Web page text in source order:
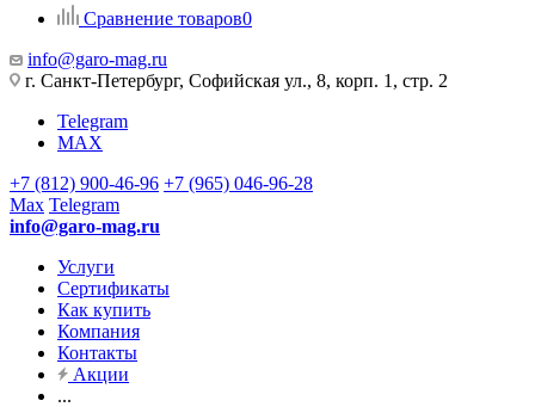
Сравнение товаров0
info@garo-mag.ru
г. Санкт-Петербург, Софийская ул., 8, корп. 1, стр. 2
Telegram
MAX
+7 (812) 900-46-96 +7 (965) 046-96-28
Max Telegram
info@garo-mag.ru
Услуги
Сертификаты
Как купить
Компания
Контакты
Акции
...